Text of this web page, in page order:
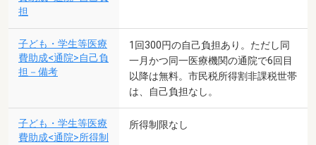
担
子ども・学生等医療
費助成<通院>自己負
担－備考
1回300円の自己負担あり。ただし同
一月かつ同一医療機関の通院で6回目
以降は無料。市民税所得割非課税世帯
は、自己負担なし。
子ども・学生等医療
費助成<通院>所得制
所得制限なし